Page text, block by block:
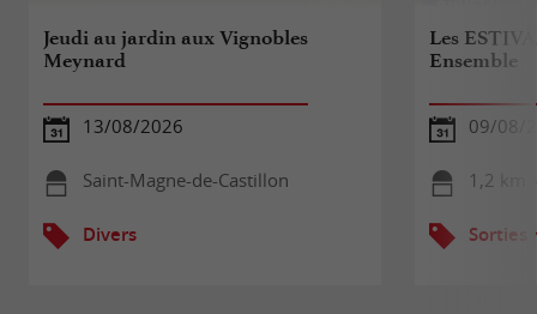
Jeudi au jardin aux Vignobles
Meynard
13/08/2026
Saint-Magne-de-Castillon
Divers
Les
Ensemble
09/08/
1,2 km
Sorties